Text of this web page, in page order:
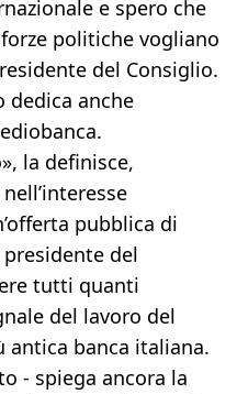
e spero che
politiche vogliano
del Consiglio.
dedica anche
la definisce,
pubblica di
del
tutti quanti
del lavoro del
antica banca italiana.
- spiega ancora la